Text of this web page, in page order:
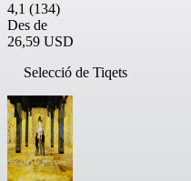
4,1 (134)
Des de
26,59 USD
Selecció de Tiqets